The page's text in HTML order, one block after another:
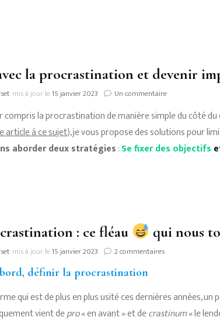
la procrastination et devenir
mis à jour le15 janvier 2023 Un commentairesur
avec
la
procrastination
et
compris la procrastination de manière simple du côté
article à ce sujet), je vous propose des solutions pour
aborder deux stratégies:Se fixer des objectifs
: ce fléau qui nous
mis à jour le15 janvier 2023 2 commentairessur
ce
fléau
définir la procrastination
qui est de plus en plus usité ces dernières années,
vient depro« en avant » et decrastinum« le